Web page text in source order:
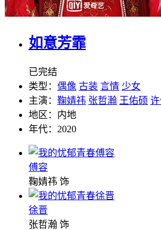
如意芳霏
已完结
类型： 偶像 古装 言情 少女
主演： 鞠婧祎 张哲瀚 王佑硕
地区： 内地
年代： 2020
傅容
鞠婧祎 饰
徐晋
张哲瀚 饰